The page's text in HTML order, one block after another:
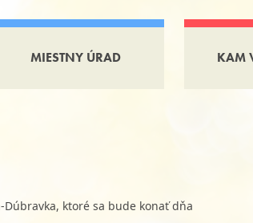
MIESTNY ÚRAD KAM
ktoré sa bude konať dňa